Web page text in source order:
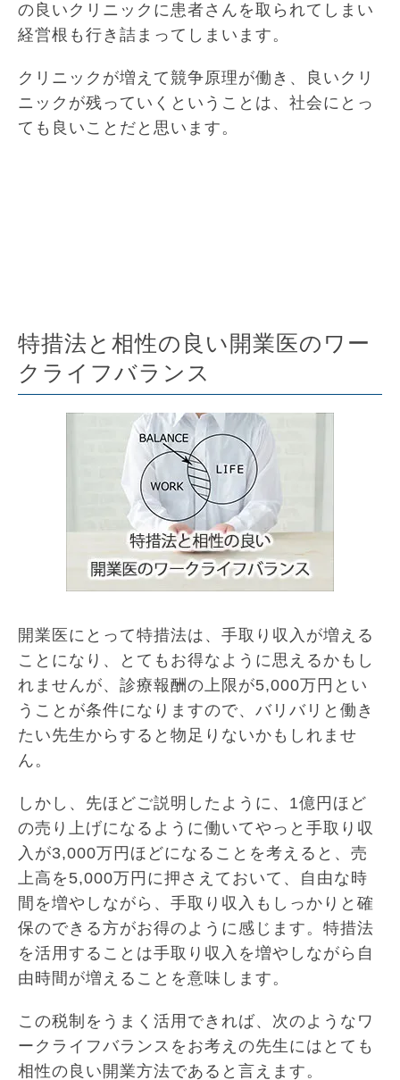
の良いクリニックに患者さんを取られてしまい
経営根も行き詰まってしまいます。
クリニックが増えて競争原理が働き、良いクリ
ニックが残っていくということは、社会にとっ
ても良いことだと思います。
特措法と相性の良い開業医のワー
クライフバランス
開業医にとって特措法は、手取り収入が増える
ことになり、とてもお得なように思えるかもし
れませんが、診療報酬の上限が5,000万円とい
うことが条件になりますので、バリバリと働き
たい先生からすると物足りないかもしれませ
ん。
しかし、先ほどご説明したように、1億円ほど
の売り上げになるように働いてやっと手取り収
入が3,000万円ほどになることを考えると、売
上高を5,000万円に押さえておいて、自由な時
間を増やしながら、手取り収入もしっかりと確
保のできる方がお得のように感じます。特措法
を活用することは手取り収入を増やしながら自
由時間が増えることを意味します。
この税制をうまく活用できれば、次のようなワ
ークライフバランスをお考えの先生にはとても
相性の良い開業方法であると言えます。